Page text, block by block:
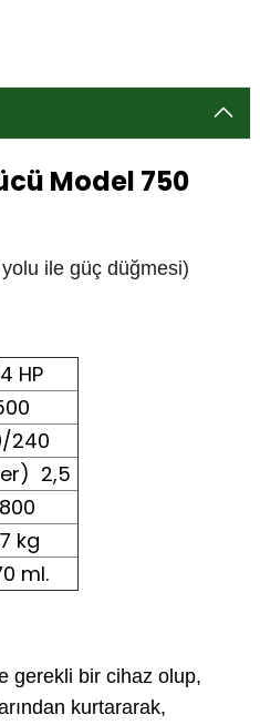
Model 750
ile güç düğmesi)
HP
240
2,5
kg
ml.
gerekli bir cihaz olup,
kurtararak,